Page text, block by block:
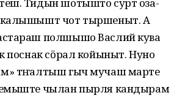
чот тыршеныт. А
полшышо Васлий кува
поснак сӧрал койыныт. Нуно
тӱҥалтыш гыч мучаш марте
чылан пырля кандырам